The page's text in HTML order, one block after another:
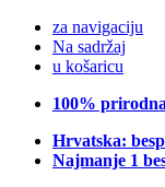
za navigaciju
Na sadržaj
u košaricu
100%
Hrvatska:
Najmanje 1